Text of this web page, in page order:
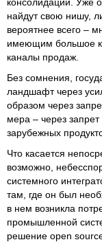
найдут свою нишу,
вероятнее всего –
имеющим большое
каналы продаж.
Без сомнения,
ландшафт через
образом через
мера – через
зарубежных
Что касается
возможно,
системного
там, где он был
в нем возникла
промышленной
решение open